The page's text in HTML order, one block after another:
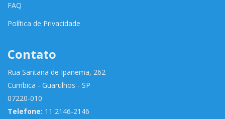
FAQ
Política de Privacidade
Contato
Rua Santana de Ipanema, 262
Cumbica - Guarulhos - SP
07220-010
Telefone: 11 2146-2146